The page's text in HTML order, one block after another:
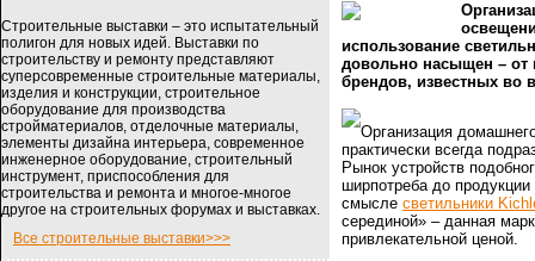
Строительные выставки – это испытательный
полигон для новых идей. Выставки по
строительству и ремонту представляют
суперсовременные строительные материалы,
изделия и конструкции, строительное
оборудование для производства
стройматериалов, отделочные материалы,
элементы дизайна интерьера, современное
инженерное оборудование, строительный
инструмент, приспособления для
строительства и ремонта и многое-многое
другое на строительных форумах и выставках.
Все строительные выставки>>>
использование
довольно насыщен – от
брендов, известных во
Организация
практически всегда
Рынок устройств
ширпотреба до
смысле светильники
серединой» – данная
привлекательной ценой.